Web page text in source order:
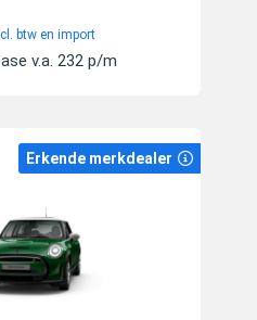
btw en import
v.a. 232 p/m
Erkende merkdealer